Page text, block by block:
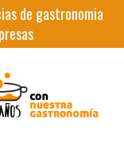
de gastronomia